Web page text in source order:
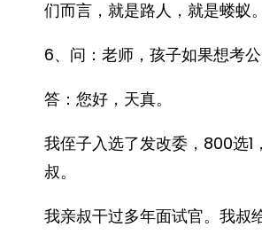
们而言，就是路人，就是蝼蚁。
6、问：老师，孩子如果想考
答：您好，天真。
我侄子入选了发改委，800选
叔。
我亲叔干过多年面试官。我叔